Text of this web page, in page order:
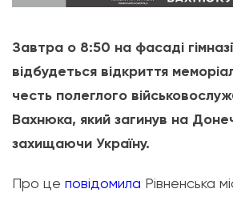
Завтра о 8:50 на фасаді
відбудеться відкриття
честь полеглого
Вахнюка, який загинув на
захищаючи Україну.
Про це повідомила Рівненська